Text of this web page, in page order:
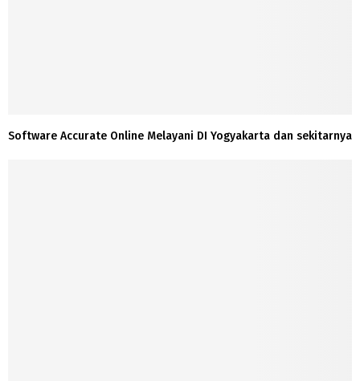
Software Accurate Online Melayani DI Yogyakarta dan sekitarnya